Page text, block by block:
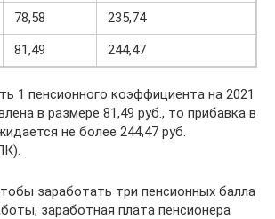
78,58
235,74
81,49 244,47
1 пенсионного коэффициента на 2021
в размере 81,49 руб., то прибавка в
не более 244,47 руб.
заработать три пенсионных балла
заработная плата пенсионера